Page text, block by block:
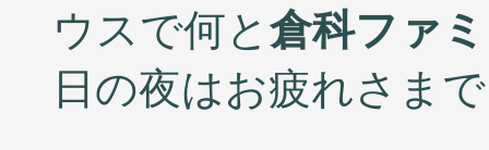
ウスで何と 倉科ファ
日の夜はお疲れさま